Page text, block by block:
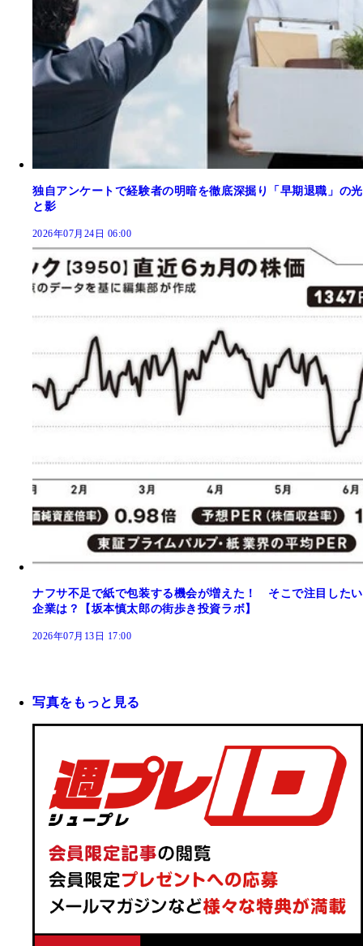
独自アンケートで経験者の明暗を徹底深掘り「早期退職」の光
と影
2026年07月24日 06:00
ナフサ不足で紙で包装する機会が増えた！ そこで注目したい
企業は？【坂本慎太郎の街歩き投資ラボ】
2026年07月13日 17:00
写真をもっと見る